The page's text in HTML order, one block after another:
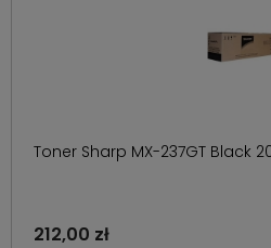
Toner Sharp MX-237GT Black
212,00 zł